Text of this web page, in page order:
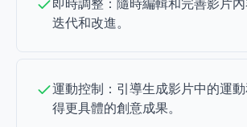
即時調整：隨時編輯和完善影片
迭代和改進。
運動控制：引導生成影片中的運
得更具體的創意成果。